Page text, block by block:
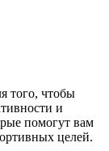
того, чтобы
и
помогут вам
целей.